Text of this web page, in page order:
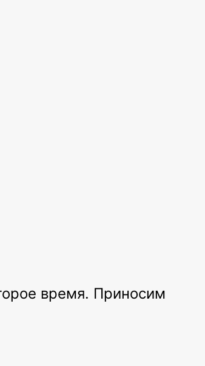
время. Приносим